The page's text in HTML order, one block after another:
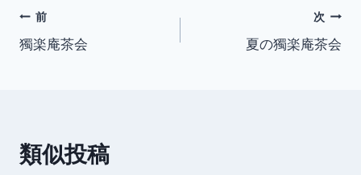
投
稿
ゲ
前
獨楽庵茶会
次
夏の獨楽庵茶会
類似投稿